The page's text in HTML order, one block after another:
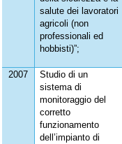
salute dei lavoratori
agricoli (non
professionali ed
hobbisti)”;
2007
Studio di un
sistema di
monitoraggio del
corretto
funzionamento
dell’impianto di